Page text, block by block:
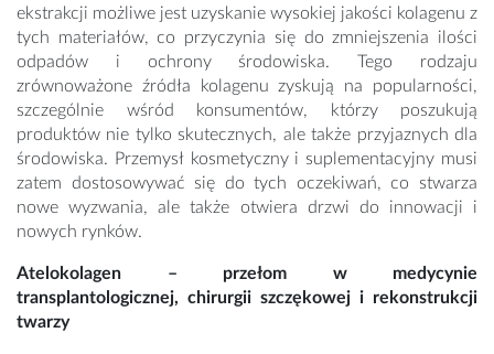
ekstrakcji możliwe jest uzyskanie wysokiej jakości kolagenu z
tych materiałów, co przyczynia się do zmniejszenia ilości
odpadów i ochrony środowiska. Tego rodzaju
zrównoważone źródła kolagenu zyskują na popularności,
szczególnie wśród konsumentów, którzy poszukują
produktów nie tylko skutecznych, ale także przyjaznych dla
środowiska. Przemysł kosmetyczny i suplementacyjny musi
zatem dostosowywać się do tych oczekiwań, co stwarza
nowe wyzwania, ale także otwiera drzwi do innowacji i
nowych rynków.
Atelokolagen – przełom w medycynie
transplantologicznej, chirurgii szczękowej i rekonstrukcji
twarzy